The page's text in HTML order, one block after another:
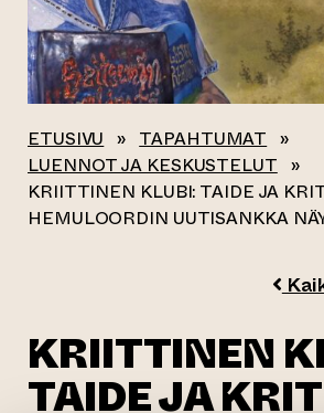
ETUSIVU » TAPAHTUMAT »
LUENNOT JA KESKUSTELUT »
KRIITTINEN KLUBI: TAIDE JA
HEMULOORDIN UUTISANKKA
KRIITTINEN
TAIDE JA